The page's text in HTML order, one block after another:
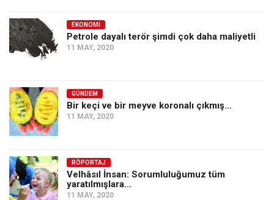
EKONOMI
Petrole dayalı terör şimdi çok daha maliyetli
11 MAY, 2020
GÜNDEM
Bir keçi ve bir meyve koronalı çıkmış…
11 MAY, 2020
RÖPORTAJ
Velhâsıl İnsan: Sorumluluğumuz tüm
yaratılmışlara…
11 MAY, 2020